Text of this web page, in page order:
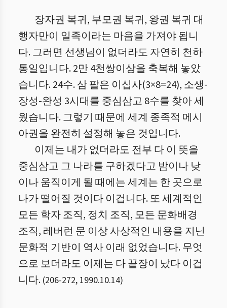
장자권 복귀, 부모권 복귀, 왕권 복귀 대
행자만이 일족이라는 마음을 가져야 됩니
다. 그러면 선생님이 없더라도 자연히 천하
통일입니다. 2만 4천쌍이상을 축복해 놓았
습니다. 24수. 삼 팔은 이십사(3×8=24), 소생-
장성-완성 3시대를 중심삼고 8수를 찾아 세
웠습니다. 그렇기 때문에 세계 종족적 메시
아권을 완전히 설정해 놓은 것입니다.
이제는 내가 없더라도 전부 다 이 뜻을
중심삼고 그 나라를 구하겠다고 밤이나 낮
이나 움직이게 될 때에는 세계는 한 곳으로
나가 떨어질 것이다 이겁니다. 또 세계적인
모든 학자 조직, 정치 조직, 모든 문화배경
조직, 레버런 문 이상 사상적인 내용을 지닌
문화적 기반이 역사 이래 없었습니다. 무엇
으로 보더라도 이제는 다 끝장이 났다 이겁
니다. (206-272, 1990.10.14)